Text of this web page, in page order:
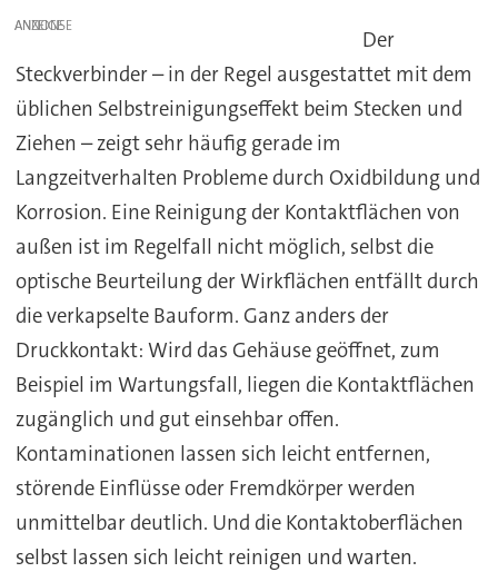
ANZEIGE
Der
Steckverbinder – in der Regel ausgestattet mit dem
üblichen Selbstreinigungseffekt beim Stecken und
Ziehen – zeigt sehr häufig gerade im
Langzeitverhalten Probleme durch Oxidbildung und
Korrosion. Eine Reinigung der Kontaktflächen von
außen ist im Regelfall nicht möglich, selbst die
optische Beurteilung der Wirkflächen entfällt durch
die verkapselte Bauform. Ganz anders der
Druckkontakt: Wird das Gehäuse geöffnet, zum
Beispiel im Wartungsfall, liegen die Kontaktflächen
zugänglich und gut einsehbar offen.
Kontaminationen lassen sich leicht entfernen,
störende Einflüsse oder Fremdkörper werden
unmittelbar deutlich. Und die Kontaktoberflächen
selbst lassen sich leicht reinigen und warten.